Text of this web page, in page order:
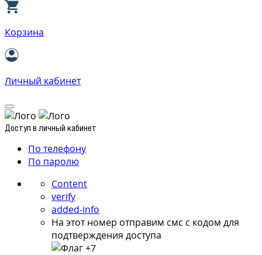
Корзина
Личный кабинет
Доступ в личный кабинет
По телефону
По паролю
Content
verify
added-info
На этот номер отправим смс с кодом для
подтверждения доступа
+7